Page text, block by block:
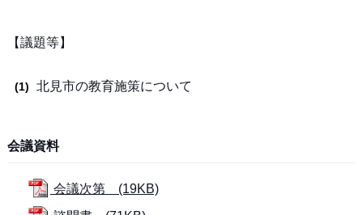
【議題等】
北見市の教育施策について
会議資料
会議次第 (19KB)